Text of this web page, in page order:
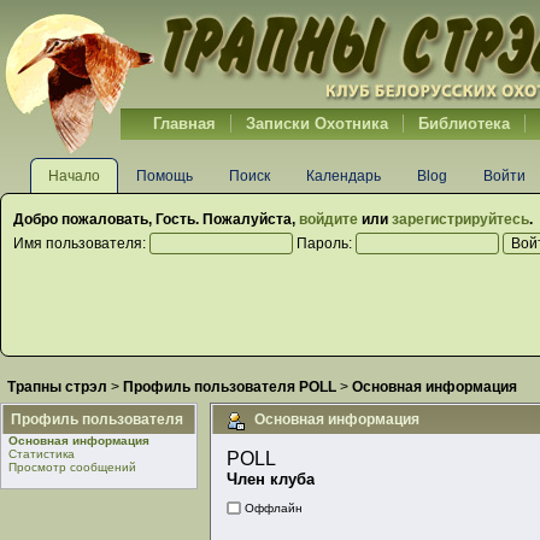
Главная Записки Охотника Библиотека
Начало Помощь Поиск Календарь Blog Войти
Добро пожаловать, Гость. Пожалуйста, войдите или зарегистрируйтесь.
Имя пользователя:
Пароль:
Трапны стрэл > Профиль пользователя POLL > Основная информация
Профиль пользователя
Основная информация
Статистика
Просмотр сообщений
Основная информация
POLL
Член клуба
Оффлайн